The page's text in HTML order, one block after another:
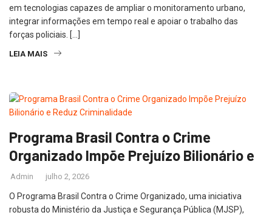
em tecnologias capazes de ampliar o monitoramento urbano,
integrar informações em tempo real e apoiar o trabalho das
forças policiais. […]
LEIA MAIS
Programa Brasil Contra o Crime
Organizado Impõe Prejuízo Bilionário e
Admin julho 2, 2026
O Programa Brasil Contra o Crime Organizado, uma iniciativa
robusta do Ministério da Justiça e Segurança Pública (MJSP),